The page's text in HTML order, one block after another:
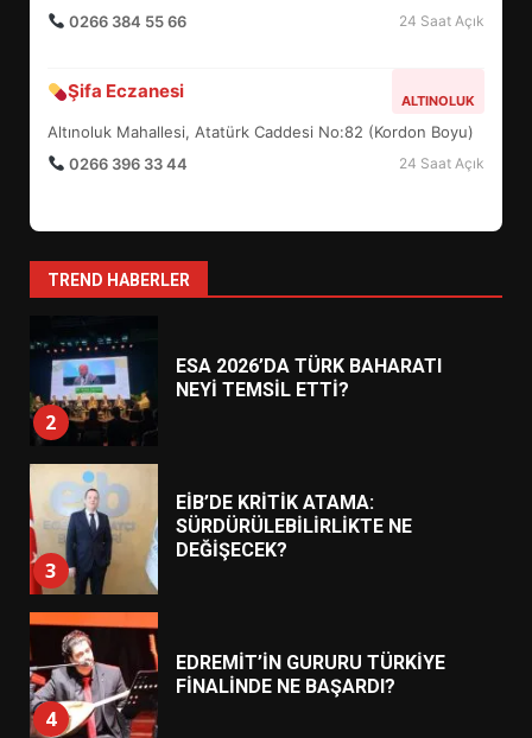
0266 384 55 66
24 Saat Açık
Şifa Eczanesi ALTINOLUK
Altınoluk Mahallesi, Atatürk Caddesi No:82 (Kordon Boyu)
0266 396 33 44
24 Saat Açık
TREND HABERLER
7
YENİ YÖNETİM NASIL
ŞEKİLLENDİ?
1
HAREKETE GEÇİYOR: GÖZLER
2
ESA 2026’DA TÜRK BAHARATI
NEYİ TEMSİL ETTİ?
3
EİB’DE KRİTİK ATAMA:
SÜRDÜRÜLEBİLİRLİKTE NE
DEĞİŞECEK?
4
EDREMİT’İN GURURU TÜRKİYE
FİNALİNDE NE BAŞARDI?